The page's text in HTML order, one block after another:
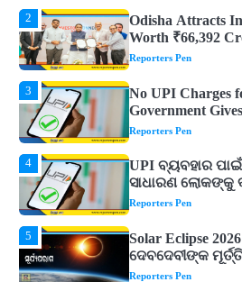
3
No UPI Charges
Government
Reporters Pen
4
UPI ବ୍ୟବହାର ପାଇଁ
ସାଧାରଣ
Reporters Pen
5
Solar Eclipse
ଦେବଦେବୀଙ୍କ ମୂର୍ତ୍ତି
ଜାଣନ୍ତୁ ଏହା ପଛରେ
Reporters Pen
1
Dreaming of
Know What
Are Believed to
Reporters Pen